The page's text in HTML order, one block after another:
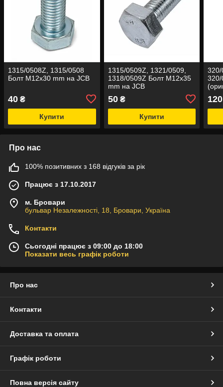
1315/0508Z, 1315/0508
Болт M12x30 mm на JCB
40 ₴
Купити
1315/0509Z, 1321/0509,
1318/0509Z Болт M12x35
mm на JCB
50₴
Купити
320/
120
Про нас
100% позитивних з 168 відгуків за рік
Працює з 17.10.2017
м. Бровари
бульвар Незалежності, 18, Бровари, Україна
Контакти
Сьогодні працює з 09:00 до 18:00
Показати весь графік роботи
Про нас
Контакти
Доставка та оплата
Графік роботи
Повна версія сайту